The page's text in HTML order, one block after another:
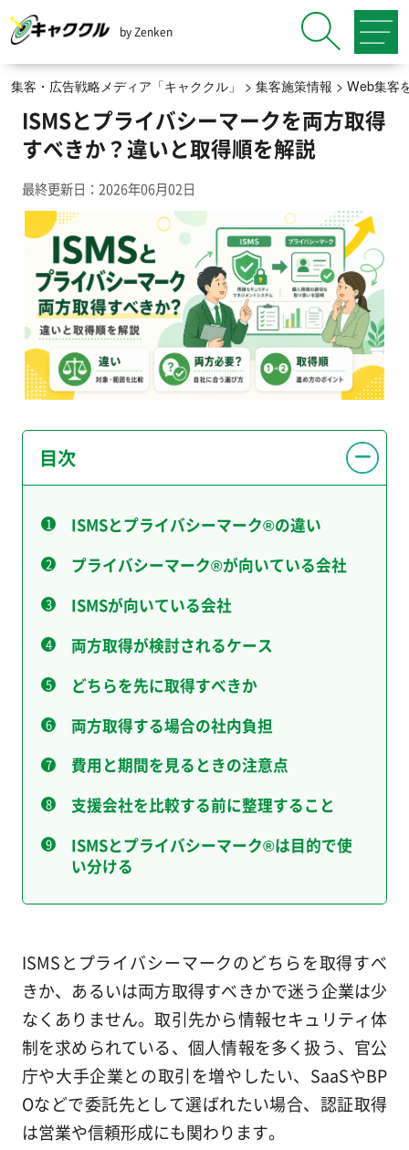
by Zenken
集客・広告戦略メディア「キャククル」 > 集客施策情報 > Web集客
ISMSとプライバシーマークを両方取得
すべきか？違いと取得順を解説
最終更新日：2026年06月02日
目次
ISMSとプライバシーマーク®の違い
プライバシーマーク®が向いている会社
ISMSが向いている会社
両方取得が検討されるケース
どちらを先に取得すべきか
両方取得する場合の社内負担
費用と期間を見るときの注意点
支援会社を比較する前に整理すること
ISMSとプライバシーマーク®は目的で使
い分ける
ISMSとプライバシーマークのどちらを取得すべ
きか、あるいは両方取得すべきかで迷う企業は少
なくありません。取引先から情報セキュリティ体
制を求められている、個人情報を多く扱う、官公
庁や大手企業との取引を増やしたい、SaaSやBP
Oなどで委託先として選ばれたい場合、認証取得
は営業や信頼形成にも関わります。